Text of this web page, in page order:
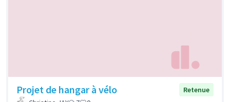
Projet de hangar à vélo
Retenue